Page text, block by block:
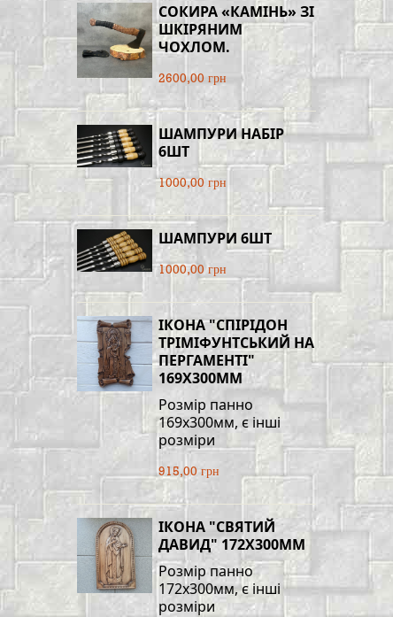
СОКИРА «КАМІНЬ» ЗІ
ШКІРЯНИМ
ЧОХЛОМ.
2600,00 грн
ШАМПУРИ НАБІР
6ШТ
1000,00 грн
ШАМПУРИ 6ШТ
1000,00 грн
ІКОНА "СПІРІДОН
ТРІМІФУНТСЬКИЙ НА
ПЕРГАМЕНТІ"
169Х300ММ
Розмір панно
169х300мм, є інші
розміри
915,00 грн
ІКОНА "СВЯТИЙ
ДАВИД" 172Х300ММ
Розмір панно
172х300мм, є інші
розміри